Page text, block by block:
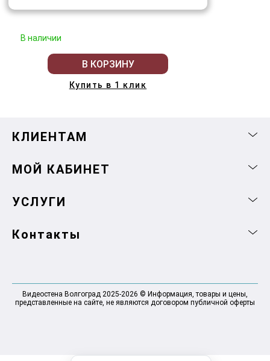
В наличии
В КОРЗИНУ
Купить в 1 клик
КЛИЕНТАМ
МОЙ КАБИНЕТ
УСЛУГИ
Контакты
Видеостена Волгоград 2025-2026 © Информация, товары и цены,
представленные на сайте, не являются договором публичной оферты